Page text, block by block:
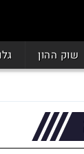
שוק ההון